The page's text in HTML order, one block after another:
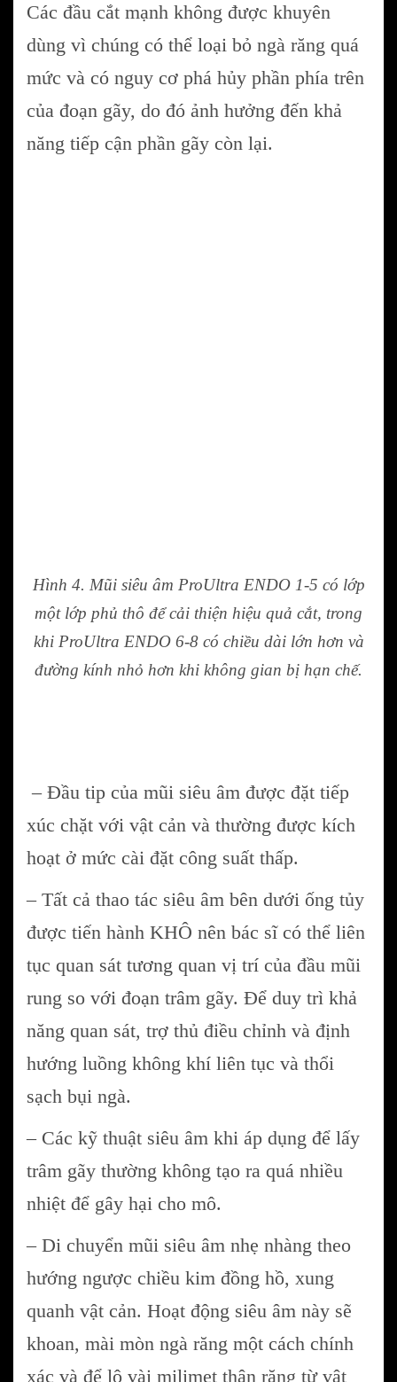
Các đầu cắt mạnh không được khuyên
dùng vì chúng có thể loại bỏ ngà răng quá
mức và có nguy cơ phá hủy phần phía trên
của đoạn gãy, do đó ảnh hưởng đến khả
năng tiếp cận phần gãy còn lại.
Hình 4. Mũi siêu âm ProUltra ENDO 1-5 có lớp
một lớp phủ thô để cải thiện hiệu quả cắt, trong
khi ProUltra ENDO 6-8 có chiều dài lớn hơn và
đường kính nhỏ hơn khi không gian bị hạn chế.
– Đầu tip của mũi siêu âm được đặt tiếp
xúc chặt với vật cản và thường được kích
hoạt ở mức cài đặt công suất thấp.
– Tất cả thao tác siêu âm bên dưới ống tủy
được tiến hành KHÔ nên bác sĩ có thể liên
tục quan sát tương quan vị trí của đầu mũi
rung so với đoạn trâm gãy. Để duy trì khả
năng quan sát, trợ thủ điều chỉnh và định
hướng luồng không khí liên tục và thổi
sạch bụi ngà.
– Các kỹ thuật siêu âm khi áp dụng để lấy
trâm gãy thường không tạo ra quá nhiều
nhiệt để gây hại cho mô.
– Di chuyển mũi siêu âm nhẹ nhàng theo
hướng ngược chiều kim đồng hồ, xung
quanh vật cản. Hoạt động siêu âm này sẽ
khoan, mài mòn ngà răng một cách chính
xác và để lộ vài milimet thân răng từ vật